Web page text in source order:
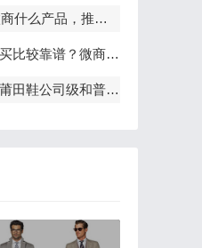
，推荐十大靠谱的微商产品
靠谱？微商化妆品可信吗
公司级和普通版本的区别